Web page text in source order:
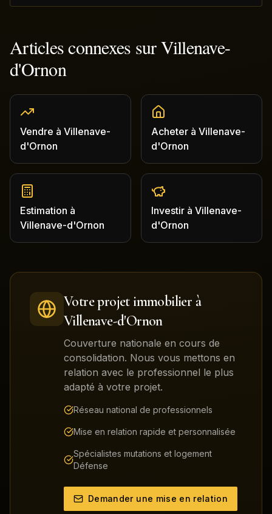
Articles connexes surVillenave-
d'Ornon
Vendre à Villenave-
d'Ornon
Acheter à Villenave-
d'Ornon
Estimation à
Villenave-d'Ornon
Investir à Villenave-
d'Ornon
Votre projet immobilier à
Villenave-d'Ornon
Couverture nationale en cours de
consolidation. Nous vous mettons en
relation avec le professionnel le plus
adapté à votre projet.
Réseau national de professionnels
Mise en relation rapide et personnalisée
Spécialistes mutations et logement
Défense
Demander une mise en relation